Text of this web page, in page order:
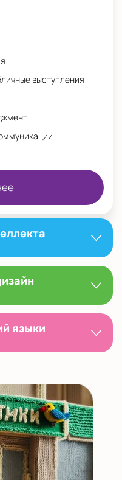
выступления
языки